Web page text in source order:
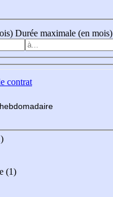
Durée maximale (en mois)
contrat
madaire
(1)